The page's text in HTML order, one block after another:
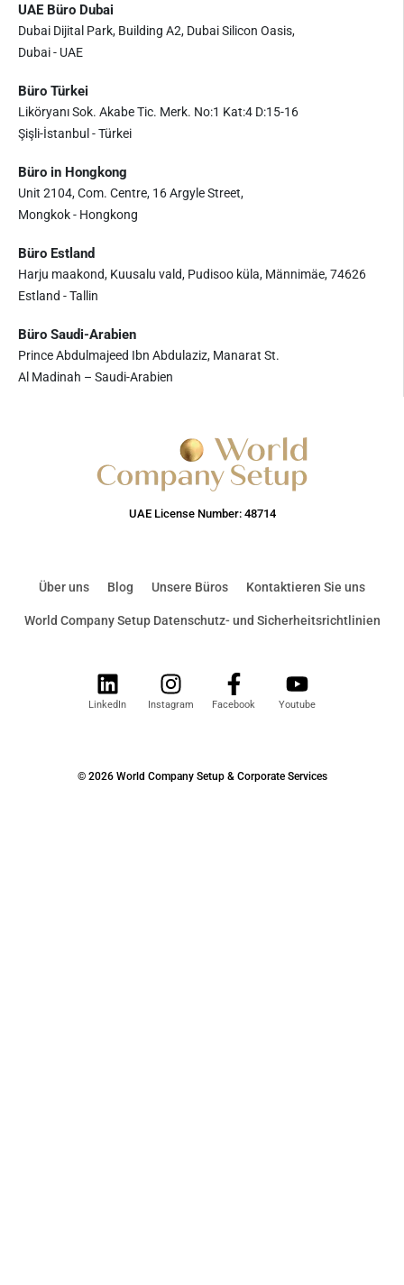
UAE Büro Dubai
Dubai Dijital Park, Building A2, Dubai Silicon Oasis,
Dubai - UAE
Büro Türkei
Liköryanı Sok. Akabe Tic. Merk. No:1 Kat:4 D:15-16
Şişli-İstanbul - Türkei
Büro in Hongkong
Unit 2104, Com. Centre, 16 Argyle Street,
Mongkok - Hongkong
Büro Estland
Harju maakond, Kuusalu vald, Pudisoo küla, Männimäe, 74626
Estland - Tallin
Büro Saudi-Arabien
Prince Abdulmajeed Ibn Abdulaziz, Manarat St.
Al Madinah – Saudi-Arabien
UAE License Number: 48714
Über uns Blog Unsere Büros Kontaktieren Sie uns
World Company Setup Datenschutz- und Sicherheitsrichtlinien
LinkedIn Instagram Facebook Youtube
© 2026 World Company Setup & Corporate Services